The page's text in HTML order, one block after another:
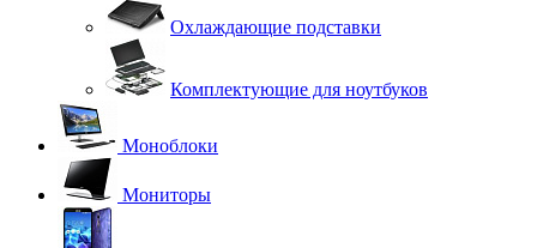
Охлаждающие подставки
Комплектующие для ноутбуков
Моноблоки
Мониторы